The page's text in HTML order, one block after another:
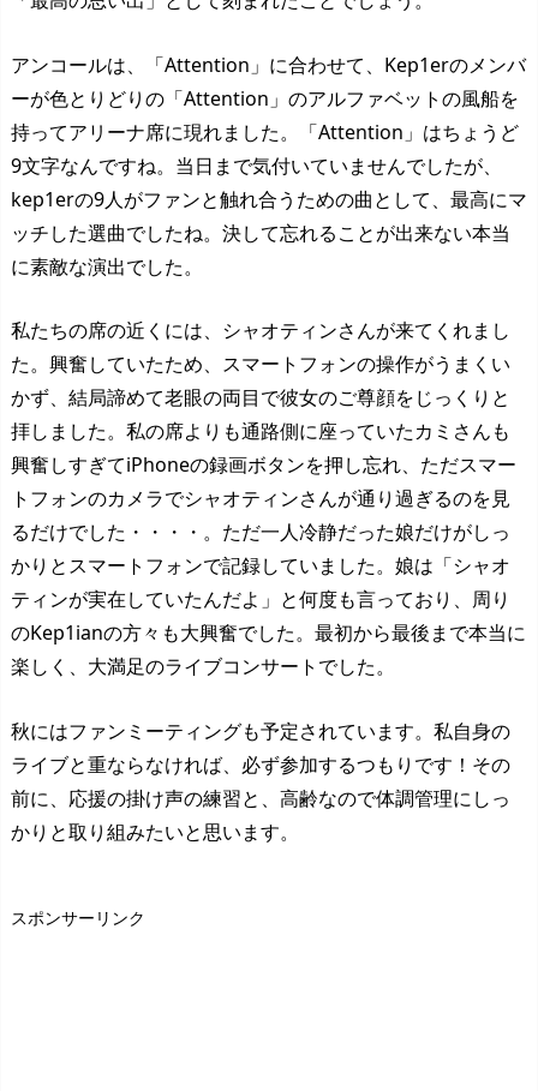
アンコールは、「Attention」に合わせて、Kep1erのメンバ
ーが色とりどりの「Attention」のアルファベットの風船を
持ってアリーナ席に現れました。「Attention」はちょうど
9文字なんですね。当日まで気付いていませんでしたが、
kep1erの9人がファンと触れ合うための曲として、最高にマ
ッチした選曲でしたね。決して忘れることが出来ない本当
に素敵な演出でした。
私たちの席の近くには、シャオティンさんが来てくれまし
た。興奮していたため、スマートフォンの操作がうまくい
かず、結局諦めて老眼の両目で彼女のご尊顔をじっくりと
拝しました。私の席よりも通路側に座っていたカミさんも
興奮しすぎてiPhoneの録画ボタンを押し忘れ、ただスマー
トフォンのカメラでシャオティンさんが通り過ぎるのを見
るだけでした・・・・。ただ一人冷静だった娘だけがしっ
かりとスマートフォンで記録していました。娘は「シャオ
ティンが実在していたんだよ」と何度も言っており、周り
のKep1ianの方々も大興奮でした。最初から最後まで本当に
楽しく、大満足のライブコンサートでした。
秋にはファンミーティングも予定されています。私自身の
ライブと重ならなければ、必ず参加するつもりです！その
前に、応援の掛け声の練習と、高齢なので体調管理にしっ
かりと取り組みたいと思います。
スポンサーリンク